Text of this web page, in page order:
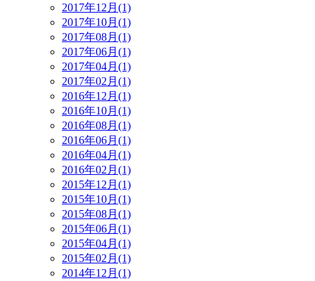
2017年12月(1)
2017年10月(1)
2017年08月(1)
2017年06月(1)
2017年04月(1)
2017年02月(1)
2016年12月(1)
2016年10月(1)
2016年08月(1)
2016年06月(1)
2016年04月(1)
2016年02月(1)
2015年12月(1)
2015年10月(1)
2015年08月(1)
2015年06月(1)
2015年04月(1)
2015年02月(1)
2014年12月(1)